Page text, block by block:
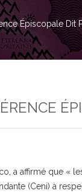
Épiscopale Dit
a affirmé que
(Ceni) à